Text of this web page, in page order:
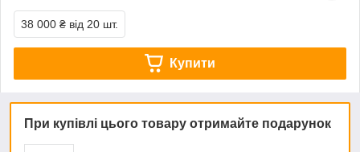
38 000 ₴ від 20 шт.
Купити
При купівлі цього товару отримайте подарунок